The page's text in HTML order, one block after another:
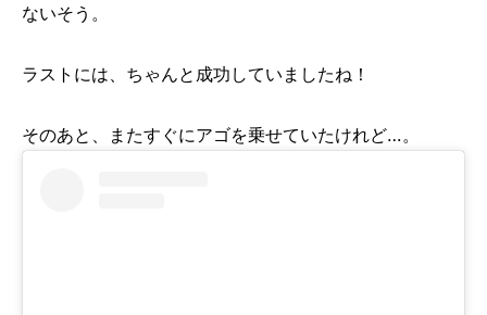
ないそう。
ラストには、ちゃんと成功していましたね！
そのあと、またすぐにアゴを乗せていたけれど…。